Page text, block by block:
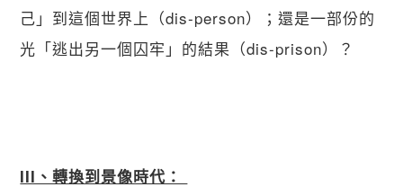
己」到這個世界上（dis-person）；還是一部份的
光「逃出另一個囚牢」的結果（dis-prison）？
III、轉換到景像時代：